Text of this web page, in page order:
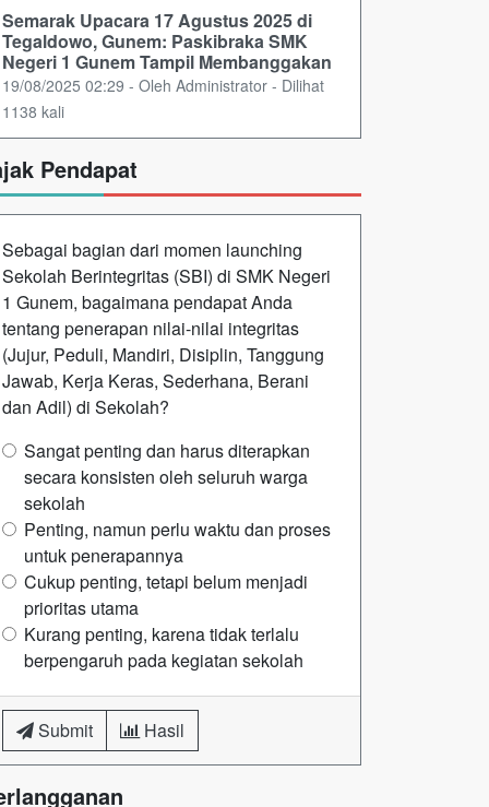
Semarak Upacara 17 Agustus 2025 di
Tegaldowo, Gunem: Paskibraka SMK
Negeri 1 Gunem Tampil Membanggakan
19/08/2025 02:29 - Oleh Administrator - Dilihat
1138 kali
Pendapat
Sebagai bagian dari momen launching
Sekolah Berintegritas (SBI) di SMK Negeri
1 Gunem, bagaimana pendapat Anda
tentang penerapan nilai-nilai integritas
(Jujur, Peduli, Mandiri, Disiplin, Tanggung
Jawab, Kerja Keras, Sederhana, Berani
dan Adil) di Sekolah?
Sangat penting dan harus diterapkan
secara konsisten oleh seluruh warga
sekolah
Penting, namun perlu waktu dan proses
untuk penerapannya
Cukup penting, tetapi belum menjadi
prioritas utama
Kurang penting, karena tidak terlalu
berpengaruh pada kegiatan sekolah
Submit Hasil